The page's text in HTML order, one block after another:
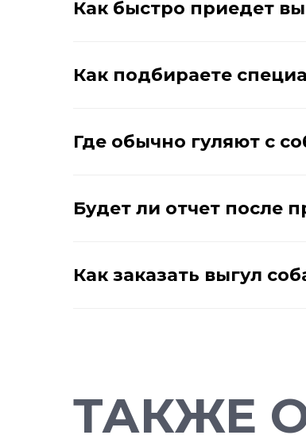
Как быстро приедет
Как подбираете
Где обычно гуляют с
Будет ли отчет после
Как заказать выгул
ТАКЖЕ